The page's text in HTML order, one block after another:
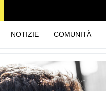
NOTIZIE COMUNITÀ